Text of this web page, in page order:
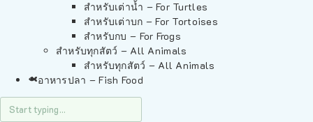
สำหรับเต่าน้ำ – For Turtles
สำหรับเต่าบก – For Tortoises
สำหรับกบ – For Frogs
สำหรับทุกสัตว์ – All Animals
สำหรับทุกสัตว์ – All Animals
อาหารปลา – Fish Food